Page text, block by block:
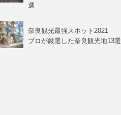
選
奈良観光最強スポット2021
プロが厳選した奈良観光地13選